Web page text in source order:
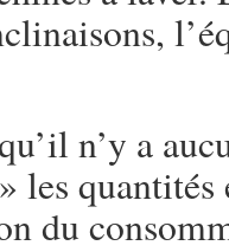
n’y a
les quantités
du